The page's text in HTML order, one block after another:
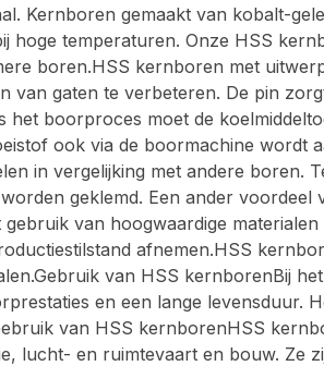
Kernboren gemaakt van kobalt-
hoge temperaturen. Onze HSS
boren.HSS kernboren met
van gaten te verbeteren. De pin
het boorproces moet de
ook via de boormachine
in vergelijking met andere boren.
geklemd. Een ander
van hoogwaardige
afnemen.HSS
van HSS kernborenBij
en een lange levensduur.
van HSS kernborenHSS
lucht- en ruimtevaart en bouw. Ze